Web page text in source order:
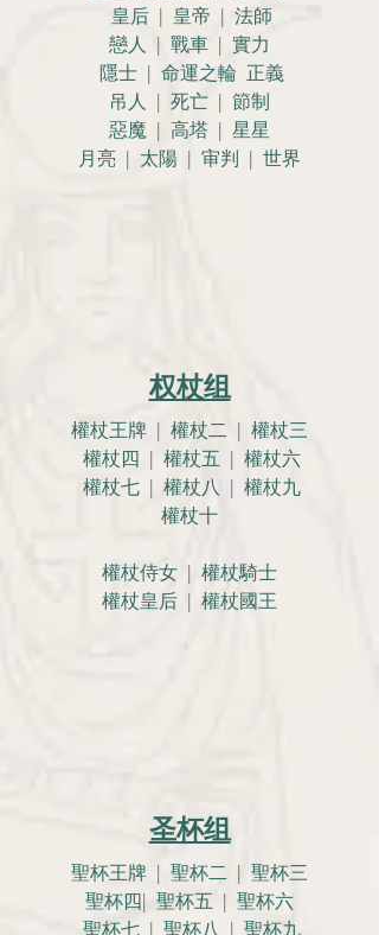
皇后 | 皇帝 | 法師
戀人 | 戰車 | 實力
隱士 | 命運之輪 正義
吊人 | 死亡 | 節制
惡魔 | 高塔 | 星星
月亮 | 太陽 | 审判 | 世界
权杖组
權杖王牌 | 權杖二 | 權杖三
權杖四 | 權杖五 | 權杖六
權杖七 | 權杖八 | 權杖九
權杖十
權杖侍女 | 權杖騎士
權杖皇后 | 權杖國王
圣杯组
聖杯王牌 | 聖杯二 | 聖杯三
聖杯四| 聖杯五 | 聖杯六
聖杯七 | 聖杯八 | 聖杯九